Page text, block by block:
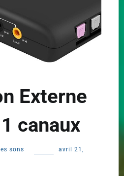
Externe
canaux
sons
avril 21,